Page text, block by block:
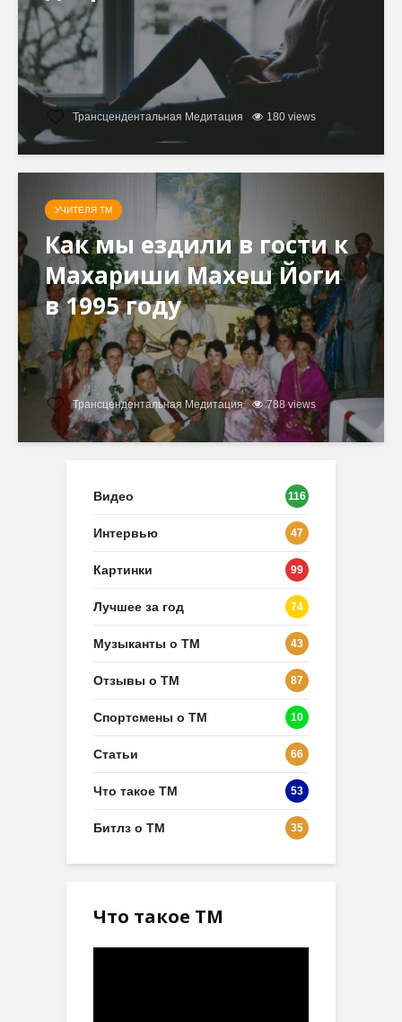
Трансцендентальная Медитация 180 views
УЧИТЕЛЯ ТМ
Как мы ездили в гости к
Махариши Махеш Йоги
в 1995 году
Трансцендентальная Медитация 788 views
Видео 116
Интервью 47
Картинки 99
Лучшее за год 74
Музыканты о ТМ 43
Отзывы о ТМ 87
Спортсмены о ТМ 10
Статьи 66
Что такое ТМ 53
Битлз о ТМ 35
Что такое ТМ